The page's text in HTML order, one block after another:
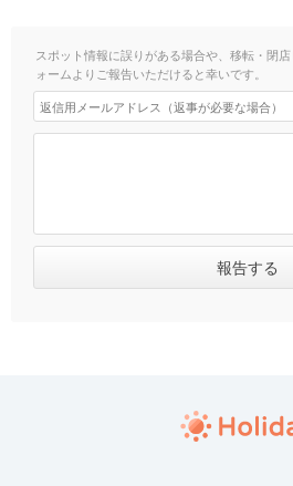
スポット情報に誤りがある場合や、移転・閉
ォームよりご報告いただけると幸いです。